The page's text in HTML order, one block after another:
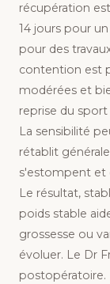
récupération
14 jours pour
pour des
contention est
modérées et
reprise du
La sensibilité
rétablit
s'estompent et
Le résultat,
poids stable
grossesse ou
évoluer. Le Dr
postopératoire.